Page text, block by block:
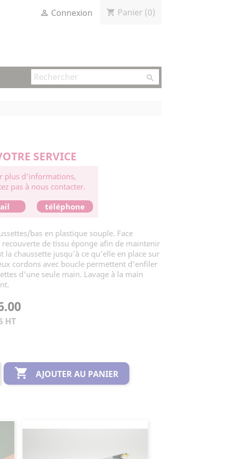
 Connexion shopping_cart Panier (0)

SERVICE
plus d’informations,
pas à nous contacter.
téléphone
bas en plastique souple. Face
de tissu éponge afin de maintenir
la chaussette jusqu'à ce qu'elle en place sur
cordons avec boucle permettent d'enfiler
d'une seule main. Lavage à la main
HT
 AJOUTER AU PANIER